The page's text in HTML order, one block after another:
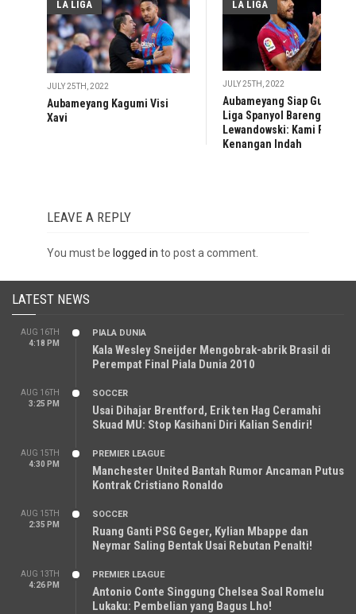
LA LIGA
JULY 25TH, 2022
Aubameyang Kagumi Visi
Xavi
LA LIGA
JULY 25TH, 2022
Aubameyang Siap Guncang
Liga Spanyol Bareng
Lewandowski: Kami Punya
Kenangan Indah
LEAVE A REPLY
You must be logged in to post a comment.
LATEST NEWS
AUG 16TH
4:18 PM
PIALA DUNIA
Kala Wesley Sneijder Mengobrak-abrik Brasil di
Perempat Final Piala Dunia 2010
AUG 16TH
3:25 PM
SOCCER
Usai Dihajar Brentford, Erik ten Hag Ceramahi
Skuad MU: Stop Kasihani Diri Kalian Sendiri!
AUG 15TH
4:30 PM
PREMIER LEAGUE
Manchester United Bantah Rumor Ancaman Putus
Kontrak Cristiano Ronaldo
AUG 15TH
2:35 PM
SOCCER
Ruang Ganti PSG Geger, Kylian Mbappe dan
Neymar Saling Bentak Usai Rebutan Penalti!
AUG 13TH
4:26 PM
PREMIER LEAGUE
Antonio Conte Singgung Chelsea Soal Romelu
Lukaku: Pembelian yang Bagus Lho!